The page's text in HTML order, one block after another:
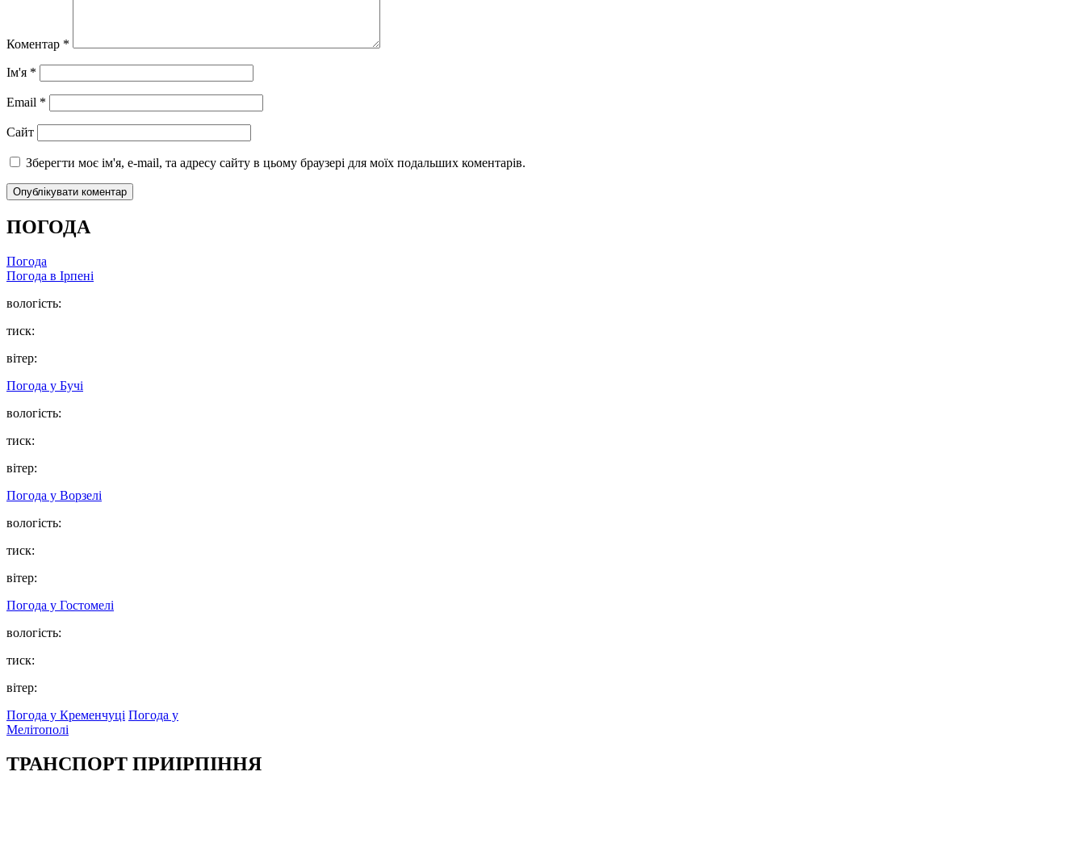
Коментар *
Ім'я *
Email *
Сайт
Зберегти моє ім'я, e-mail, та адресу сайту в цьому браузері для моїх подальших коментарів.
ПОГОДА
Погода
Погода в Ірпені
вологість:
тиск:
вітер:
Погода у Бучі
вологість:
тиск:
вітер:
Погода у Ворзелі
вологість:
тиск:
вітер:
Погода у Гостомелі
вологість:
тиск:
вітер:
Погода у Кременчуці Погода у
Мелітополі
ТРАНСПОРТ ПРИІРПІННЯ